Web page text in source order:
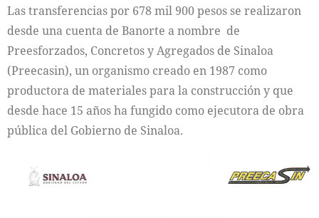
Las transferencias por 678 mil 900 pesos se realizaron
desde una cuenta de Banorte a nombre de
Preesforzados, Concretos y Agregados de Sinaloa
(Preecasin), un organismo creado en 1987 como
productora de materiales para la construcción y que
desde hace 15 años ha fungido como ejecutora de obra
pública del Gobierno de Sinaloa.